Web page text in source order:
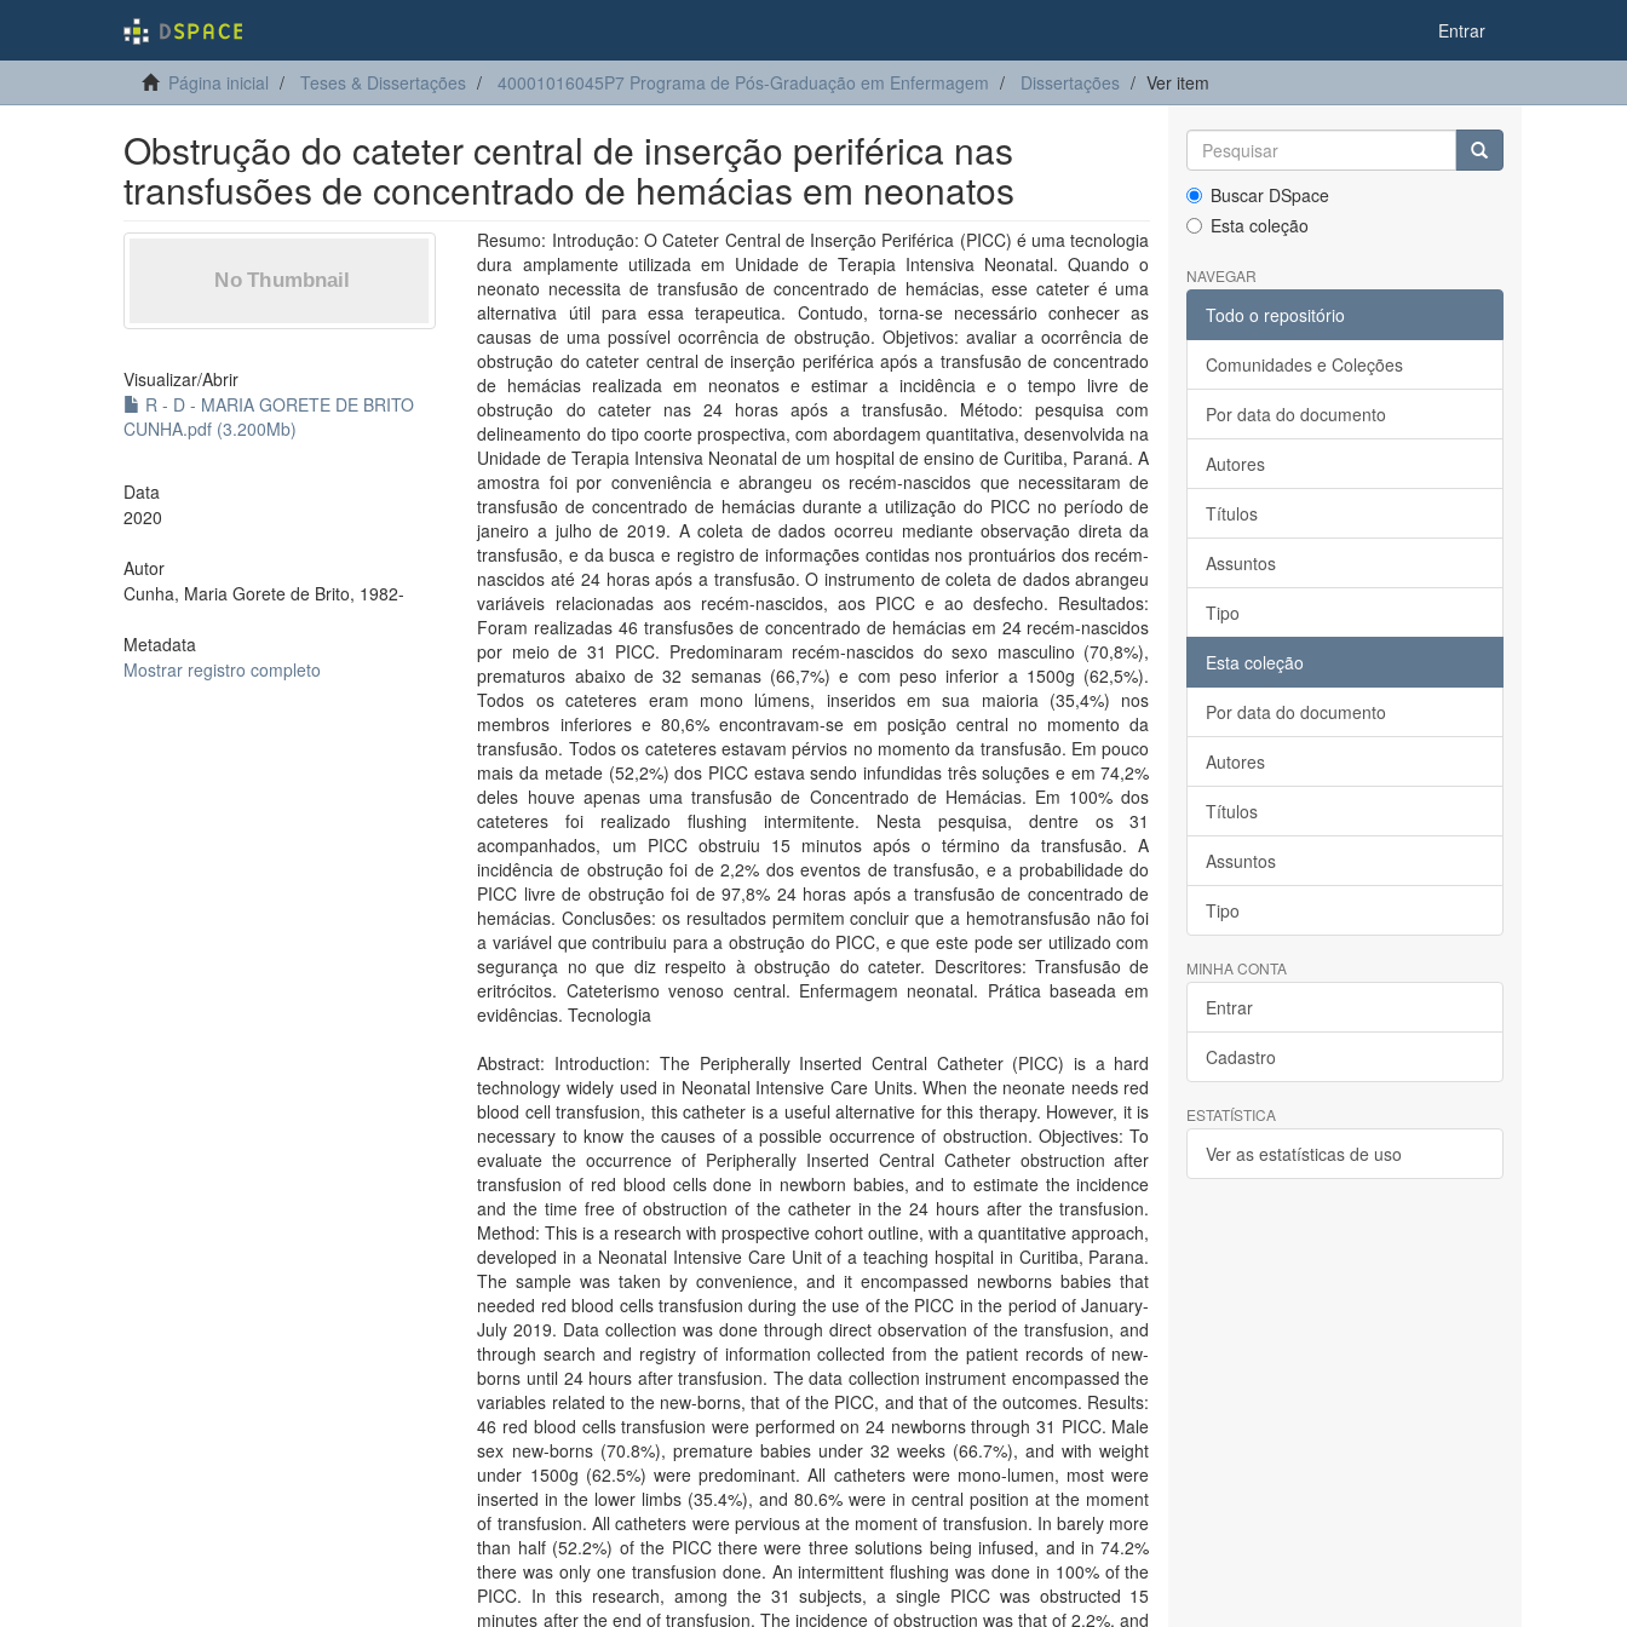
Entrar
Página inicial Teses & Dissertações 40001016045P7 Programa de Pós-Graduação em Enfermagem Dissertações Ver item
Obstrução do cateter central de inserção periférica nas
transfusões de concentrado de hemácias em neonatos
Visualizar/Abrir
R - D - MARIA GORETE DE BRITO
CUNHA.pdf (3.200Mb)
Data
2020
Autor
Cunha, Maria Gorete de Brito, 1982-
Metadata
Mostrar registro completo
Resumo: Introdução: O Cateter Central de Inserção Periférica (PICC) é uma tecnologia
dura amplamente utilizada em Unidade de Terapia Intensiva Neonatal. Quando o
neonato necessita de transfusão de concentrado de hemácias, esse cateter é uma
alternativa útil para essa terapeutica. Contudo, torna-se necessário conhecer as
causas de uma possível ocorrência de obstrução. Objetivos: avaliar a ocorrência de
obstrução do cateter central de inserção periférica após a transfusão de concentrado
de hemácias realizada em neonatos e estimar a incidência e o tempo livre de
obstrução do cateter nas 24 horas após a transfusão. Método: pesquisa com
delineamento do tipo coorte prospectiva, com abordagem quantitativa, desenvolvida na
Unidade de Terapia Intensiva Neonatal de um hospital de ensino de Curitiba, Paraná. A
amostra foi por conveniência e abrangeu os recém-nascidos que necessitaram de
transfusão de concentrado de hemácias durante a utilização do PICC no período de
janeiro a julho de 2019. A coleta de dados ocorreu mediante observação direta da
transfusão, e da busca e registro de informações contidas nos prontuários dos recém-
nascidos até 24 horas após a transfusão. O instrumento de coleta de dados abrangeu
variáveis relacionadas aos recém-nascidos, aos PICC e ao desfecho. Resultados:
Foram realizadas 46 transfusões de concentrado de hemácias em 24 recém-nascidos
por meio de 31 PICC. Predominaram recém-nascidos do sexo masculino (70,8%),
prematuros abaixo de 32 semanas (66,7%) e com peso inferior a 1500g (62,5%).
Todos os cateteres eram mono lúmens, inseridos em sua maioria (35,4%) nos
membros inferiores e 80,6% encontravam-se em posição central no momento da
transfusão. Todos os cateteres estavam pérvios no momento da transfusão. Em pouco
mais da metade (52,2%) dos PICC estava sendo infundidas três soluções e em 74,2%
deles houve apenas uma transfusão de Concentrado de Hemácias. Em 100% dos
cateteres foi realizado flushing intermitente. Nesta pesquisa, dentre os 31
acompanhados, um PICC obstruiu 15 minutos após o término da transfusão. A
incidência de obstrução foi de 2,2% dos eventos de transfusão, e a probabilidade do
PICC livre de obstrução foi de 97,8% 24 horas após a transfusão de concentrado de
hemácias. Conclusões: os resultados permitem concluir que a hemotransfusão não foi
a variável que contribuiu para a obstrução do PICC, e que este pode ser utilizado com
segurança no que diz respeito à obstrução do cateter. Descritores: Transfusão de
eritrócitos. Cateterismo venoso central. Enfermagem neonatal. Prática baseada em
evidências. Tecnologia
Abstract: Introduction: The Peripherally Inserted Central Catheter (PICC) is a hard
technology widely used in Neonatal Intensive Care Units. When the neonate needs red
blood cell transfusion, this catheter is a useful alternative for this therapy. However, it is
necessary to know the causes of a possible occurrence of obstruction. Objectives: To
evaluate the occurrence of Peripherally Inserted Central Catheter obstruction after
transfusion of red blood cells done in newborn babies, and to estimate the incidence
and the time free of obstruction of the catheter in the 24 hours after the transfusion.
Method: This is a research with prospective cohort outline, with a quantitative approach,
developed in a Neonatal Intensive Care Unit of a teaching hospital in Curitiba, Parana.
The sample was taken by convenience, and it encompassed newborns babies that
needed red blood cells transfusion during the use of the PICC in the period of January-
July 2019. Data collection was done through direct observation of the transfusion, and
through search and registry of information collected from the patient records of new-
borns until 24 hours after transfusion. The data collection instrument encompassed the
variables related to the new-borns, that of the PICC, and that of the outcomes. Results:
46 red blood cells transfusion were performed on 24 newborns through 31 PICC. Male
sex new-borns (70.8%), premature babies under 32 weeks (66.7%), and with weight
under 1500g (62.5%) were predominant. All catheters were mono-lumen, most were
inserted in the lower limbs (35.4%), and 80.6% were in central position at the moment
of transfusion. All catheters were pervious at the moment of transfusion. In barely more
than half (52.2%) of the PICC there were three solutions being infused, and in 74.2%
there was only one transfusion done. An intermittent flushing was done in 100% of the
PICC. In this research, among the 31 subjects, a single PICC was obstructed 15
minutes after the end of transfusion. The incidence of obstruction was that of 2.2%, and
Buscar DSpace
Esta coleção
NAVEGAR
Todo o repositório
Comunidades e Coleções
Por data do documento
Autores
Títulos
Assuntos
Tipo
Esta coleção
Por data do documento
Autores
Títulos
Assuntos
Tipo
MINHA CONTA
Entrar
Cadastro
ESTATÍSTICA
Ver as estatísticas de uso